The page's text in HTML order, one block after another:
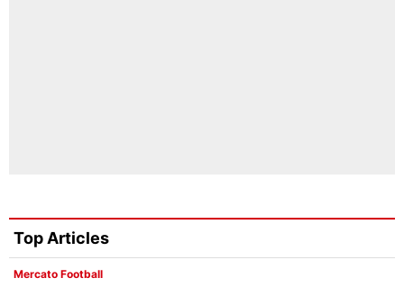
Top Articles
Mercato Football